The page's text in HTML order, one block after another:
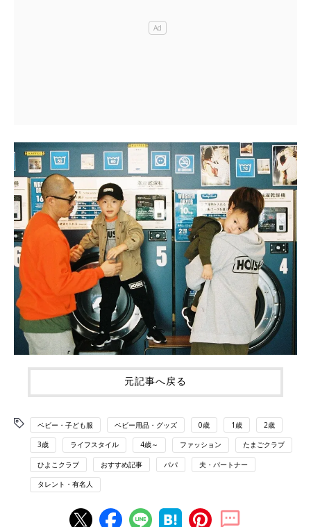
元記事へ戻る
ベビー・子ども服 ベビー用品・グッズ 0歳 1歳 2歳
3歳 ライフスタイル 4歳～ ファッション たまごクラブ
ひよこクラブ おすすめ記事 パパ 夫・パートナー
タレント・有名人